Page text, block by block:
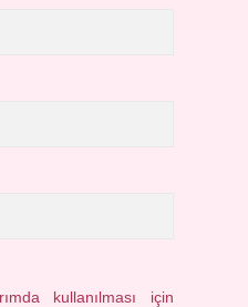
kullanılması için